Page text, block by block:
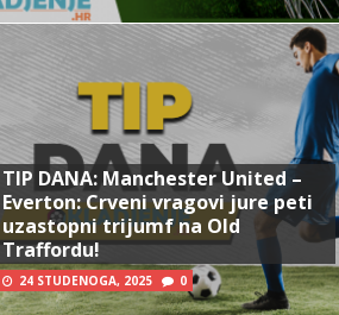
TIP DANA: Manchester United –
Everton: Crveni vragovi jure peti
uzastopni trijumf na Old
Traffordu!
24 STUDENOGA, 2025 0